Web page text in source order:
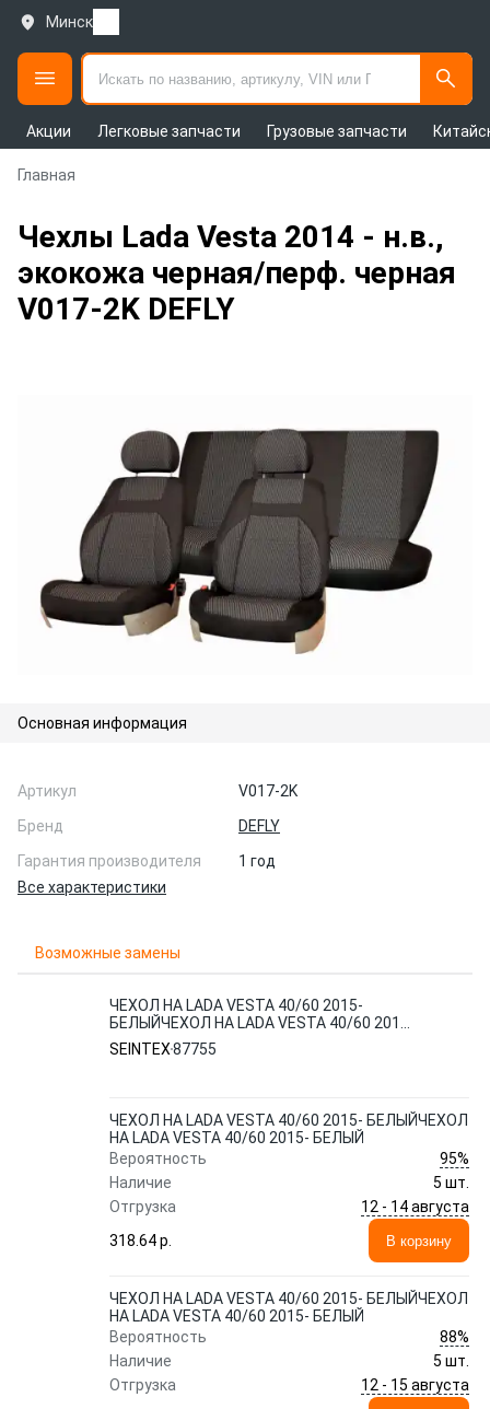
Минск
Акции Легковые запчасти Грузовые запчасти
Главная
Чехлы Lada Vesta 2014 - н.в.,
экокожа черная/перф. черная
V017-2K DEFLY
Основная информация
Артикул
V017-2K
Бренд
DEFLY
Гарантия производителя
1 год
Все характеристики
Возможные замены
ЧЕХОЛ НА LADA VESTA 40/60 2015-
БЕЛЫЙЧЕХОЛ НА LADA VESTA 40/60 2015-
БЕЛЫЙ
SEINTEX87755
ЧЕХОЛ НА LADA VESTA 40/60 2015- БЕЛЫЙЧЕХОЛ
НА LADA VESTA 40/60 2015- БЕЛЫЙ
Вероятность
95%
Наличие
5 шт.
Отгрузка
12 - 14 августа
318.64 p.
В корзину
ЧЕХОЛ НА LADA VESTA 40/60 2015- БЕЛЫЙЧЕХОЛ
НА LADA VESTA 40/60 2015- БЕЛЫЙ
Вероятность
88%
Наличие
5 шт.
Отгрузка
12 - 15 августа